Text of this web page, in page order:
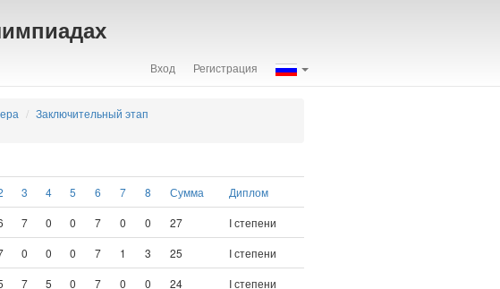
Вход Регистрация
Заключительный этап
3 4 5 6 7 8 Сумма
Диплом
7 0 0 7 0 0 27
I степени
0 0 0 7 1 3 25
I степени
7 5 0 7 0 0 24
I степени